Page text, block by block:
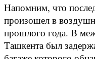
Напомним, что
произошел в
прошлого года. В
Ташкента был